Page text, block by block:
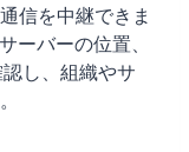
信を中継できま
ーバーの位置、
し、組織やサ